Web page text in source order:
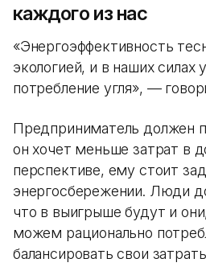
каждого из нас
«Энергоэффективность
экологией, и в наших силах
потребление угля», —
Предприниматель должен
он хочет меньше затрат в
перспективе, ему стоит
энергосбережении. Люди
что в выигрыше будут и
можем рационально
балансировать свои